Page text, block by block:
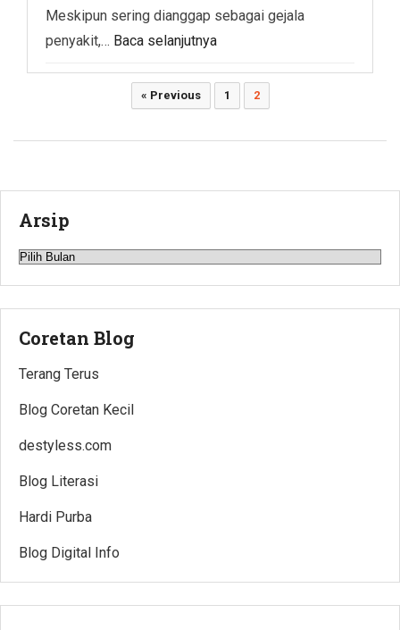
Meskipun sering dianggap sebagai gejala
penyakit,… Baca selanjutnya
« Previous 1 2
Arsip
Arsip
Coretan Blog
Terang Terus
Blog Coretan Kecil
destyless.com
Blog Literasi
Hardi Purba
Blog Digital Info